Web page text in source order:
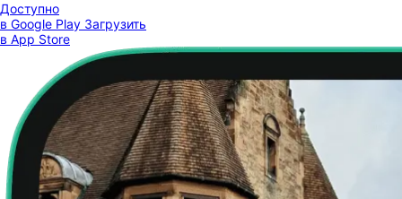
Доступно
в Google Play Загрузить
в App Store